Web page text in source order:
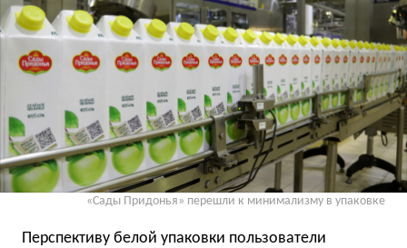
«Сады Придонья» перешли к минимализму в упаковке
Перспективу белой упаковки пользователи